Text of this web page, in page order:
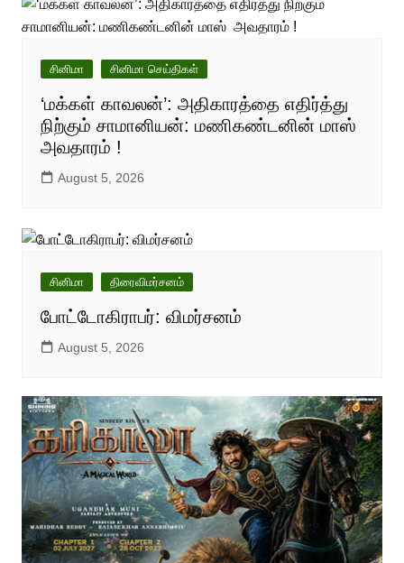
சினிமா சினிமா செய்திகள்
‘மக்கள் காவலன்’: அதிகாரத்தை எதிர்த்து
நிற்கும் சாமானியன்: மணிகண்டனின் மாஸ்
அவதாரம் !
August 5, 2026
சினிமா திரைவிமர்சனம்
போட்டோகிராபர்: விமர்சனம்
August 5, 2026